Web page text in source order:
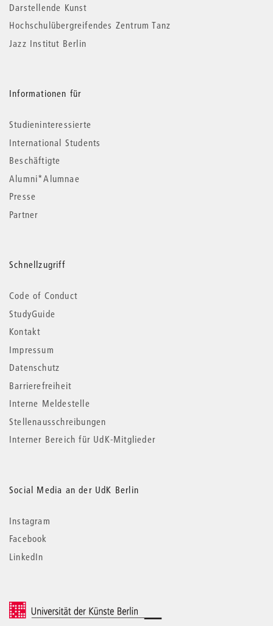
Darstellende Kunst
Hochschulübergreifendes Zentrum Tanz
Jazz Institut Berlin
Informationen für
Studieninteressierte
International Students
Beschäftigte
Alumni*Alumnae
Presse
Partner
Schnellzugriff
Code of Conduct
StudyGuide
Kontakt
Impressum
Datenschutz
Barrierefreiheit
Interne Meldestelle
Stellenausschreibungen
Interner Bereich für UdK-Mitglieder
Social Media an der UdK Berlin
Instagram
Facebook
LinkedIn
© 2026 Universität der Künste Berlin